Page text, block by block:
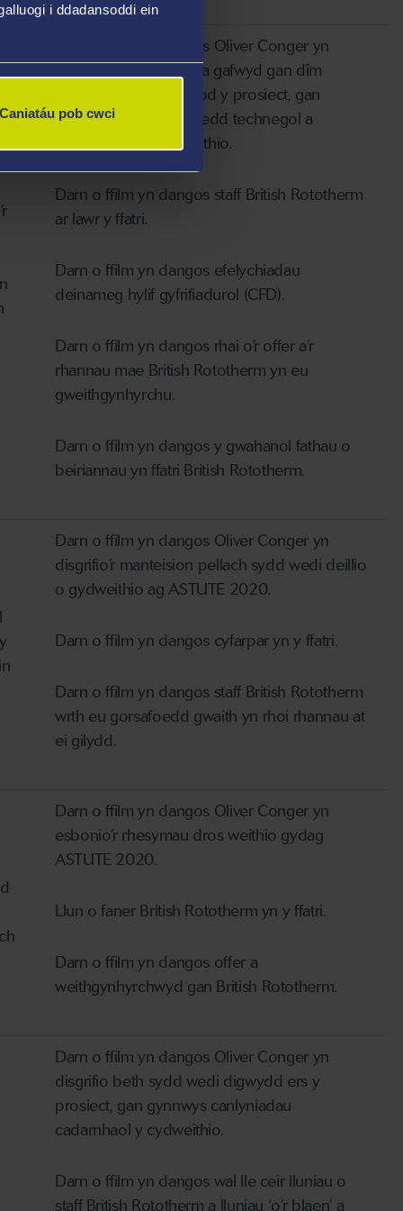
i ddadansoddi ein
Caniatáu pob cwci
Darn o ffilm yn dangos Oliver Conger yn
disgrifio’r gefnogaeth a gafwyd gan dîm
ASTUTE 2020 yn ystod y prosiect, gan
gynnwys eu harbenigedd technegol a
chanlyniadau’r cydweithio.
Darn o ffilm yn dangos staff British Rototherm
ar lawr y ffatri.
Darn o ffilm yn dangos efelychiadau
deinameg hylif gyfrifiadurol (CFD).
Darn o ffilm yn dangos rhai o’r offer a’r
rhannau mae British Rototherm yn eu
gweithgynhyrchu.
Darn o ffilm yn dangos y gwahanol fathau o
beiriannau yn ffatri British Rototherm.
Darn o ffilm yn dangos Oliver Conger yn
disgrifio’r manteision pellach sydd wedi deillio
o gydweithio ag ASTUTE 2020.
Darn o ffilm yn dangos cyfarpar yn y ffatri.
Darn o ffilm yn dangos staff British Rototherm
wrth eu gorsafoedd gwaith yn rhoi rhannau at
ei gilydd.
Darn o ffilm yn dangos Oliver Conger yn
esbonio’r rhesymau dros weithio gydag
ASTUTE 2020.
Llun o faner British Rototherm yn y ffatri.
Darn o ffilm yn dangos offer a
weithgynhyrchwyd gan British Rototherm.
Darn o ffilm yn dangos Oliver Conger yn
disgrifio beth sydd wedi digwydd ers y
prosiect, gan gynnwys canlyniadau
cadarnhaol y cydweithio.
Darn o ffilm yn dangos wal lle ceir lluniau o
staff British Rototherm a lluniau ‘o’r blaen’ a